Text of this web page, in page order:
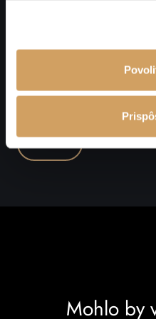
Mohlo by